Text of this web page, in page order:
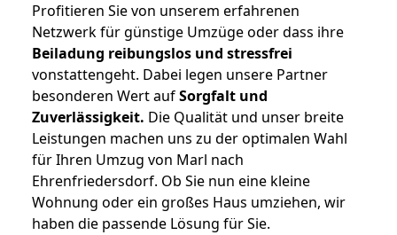
Profitieren Sie von unserem erfahrenen
Netzwerk für günstige Umzüge oder dass ihre
Beiladung reibungslos und stressfrei
vonstattengeht. Dabei legen unsere Partner
besonderen Wert aufSorgfalt und
Zuverlässigkeit. Die Qualität und unser breite
Leistungen machen uns zu der optimalen Wahl
für Ihren Umzug von Marl nach
Ehrenfriedersdorf. Ob Sie nun eine kleine
Wohnung oder ein großes Haus umziehen, wir
haben die passende Lösung für Sie.